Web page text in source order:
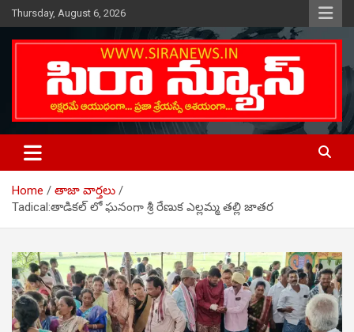
Skip
to
content
Thursday, August 6, 2026
SIRA NEWS
Telugu Online News Daily
Home
తాజా వార్తలు
Tadical:తాడికల్ లో ఘనంగా శ్రీ రేణుక ఎల్లమ్మ తల్లి జాతర